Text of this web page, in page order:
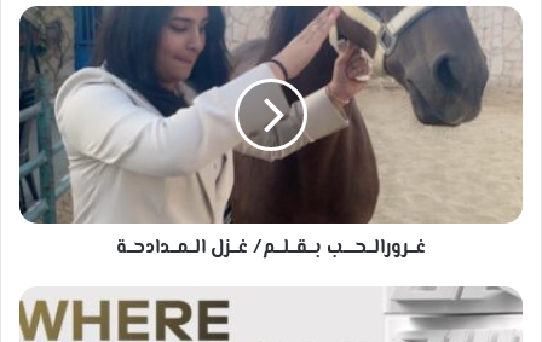
غـــرورالـــحـــــب
بـــقـــلـــم/
غـــزل
الـــمـــدادحـــة
غـــرورالـــحـــــب بـــقـــلـــم/ غـــزل الـــمـــدادحـــة
بيجو
لايف"